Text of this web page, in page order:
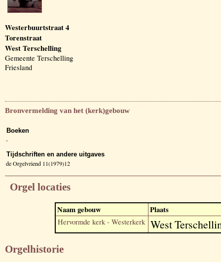
Westerbuurtstraat 4
Torenstraat
West Terschelling
Gemeente Terschelling
Friesland
Bronvermelding van het (kerk)gebouw
Boeken
-
Tijdschriften en andere uitgaves
de Orgelvriend 11(1979)12
Orgel locaties
Naam gebouw Plaats
Hervormde kerk - Westerkerk West
Orgelhistorie